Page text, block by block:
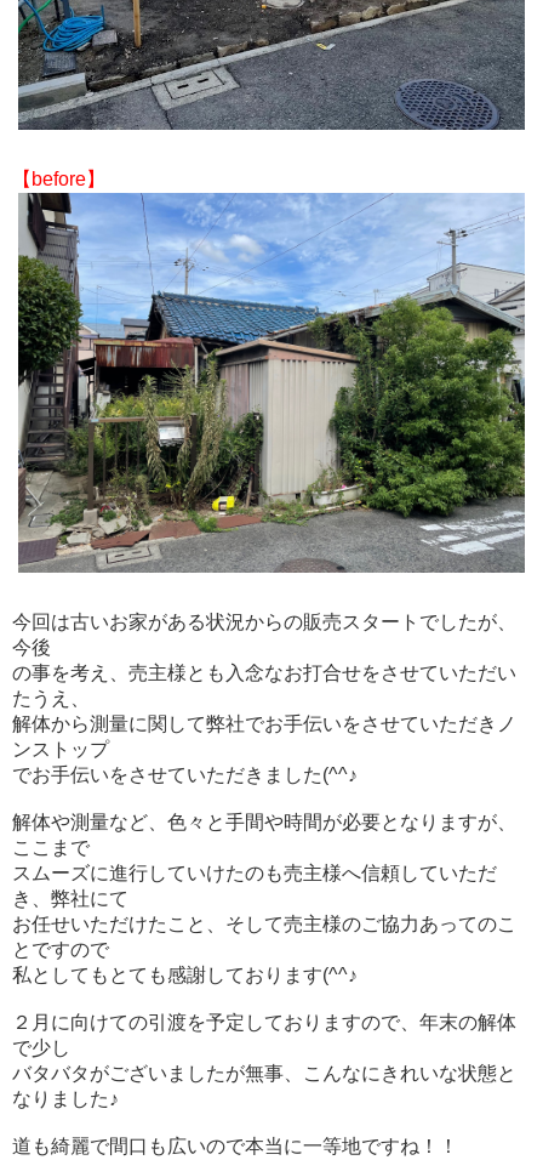
【before】
今回は古いお家がある状況からの販売スタートでしたが、
今後
の事を考え、売主様とも入念なお打合せをさせていただい
たうえ、
解体から測量に関して弊社でお手伝いをさせていただきノ
ンストップ
でお手伝いをさせていただきました(^^♪
解体や測量など、色々と手間や時間が必要となりますが、
ここまで
スムーズに進行していけたのも売主様へ信頼していただ
き、弊社にて
お任せいただけたこと、そして売主様のご協力あってのこ
とですので
私としてもとても感謝しております(^^♪
２月に向けての引渡を予定しておりますので、年末の解体
で少し
バタバタがございましたが無事、こんなにきれいな状態と
なりました♪
道も綺麗で間口も広いので本当に一等地ですね！！